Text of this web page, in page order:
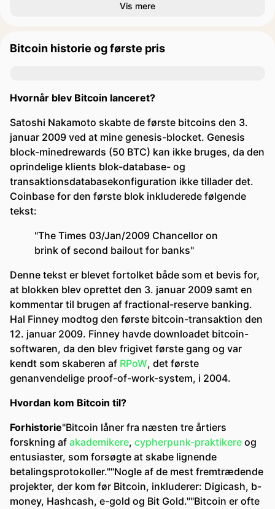
Vis mere
Bitcoin historie og første pris
Hvornår blev Bitcoin lanceret?
Satoshi Nakamoto skabte de første bitcoins den 3.
januar 2009 ved at mine genesis-blocket. Genesis
block-minedrewards (50 BTC) kan ikke bruges, da den
oprindelige klients blok-database- og
transaktionsdatabasekonfiguration ikke tillader det.
Coinbase for den første blok inkluderede følgende
tekst:
"The Times 03/Jan/2009 Chancellor on
brink of second bailout for banks"
Denne tekst er blevet fortolket både som et bevis for,
at blokken blev oprettet den 3. januar 2009 samt en
kommentar til brugen af fractional-reserve banking.
Hal Finney modtog den første bitcoin-transaktion den
12. januar 2009. Finney havde downloadet bitcoin-
softwaren, da den blev frigivet første gang og var
kendt som skaberen af ​​ RPoW, det første
genanvendelige proof-of-work-system, i 2004.
Hvordan kom Bitcoin til?
Forhistorie"Bitcoin låner fra næsten tre årtiers
forskning af akademikere, cypherpunk-praktikere og
entusiaster, som forsøgte at skabe lignende
betalingsprotokoller.""Nogle af de mest fremtrædende
projekter, der kom før Bitcoin, inkluderer: Digicash, b-
money, Hashcash, e-gold og Bit Gold.""Bitcoin er ofte